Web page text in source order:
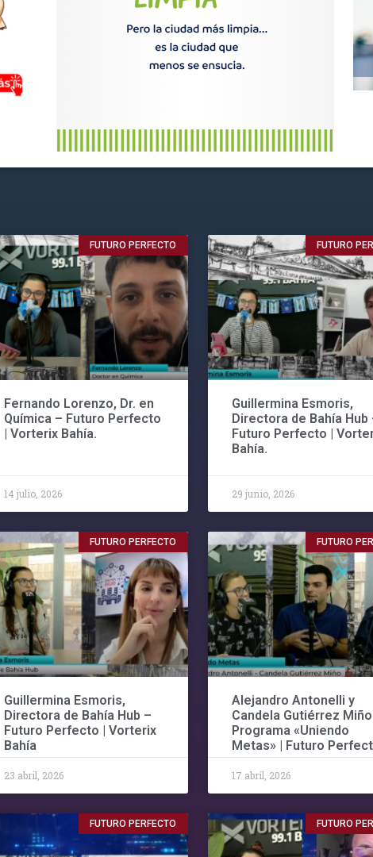
FUTURO PERFECTO
Fernando Lorenzo, Dr. en
Química – Futuro Perfecto
| Vorterix Bahía.
14 julio, 2026
FUTURO
Guillermina Esmoris,
Directora de Bahía Hub
Futuro Perfecto |
Bahía.
29 junio, 2026
FUTURO PERFECTO
Guillermina Esmoris,
Directora de Bahía Hub –
Futuro Perfecto | Vorterix
Bahía
23 abril, 2026
FUTURO
Alejandro Antonelli y
Candela Gutiérrez
Programa «Uniendo
Metas» | Futuro
17 abril, 2026
FUTURO PERFECTO FUTURO